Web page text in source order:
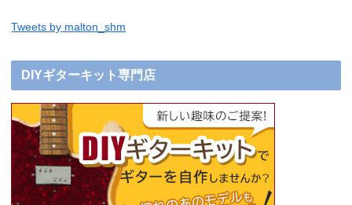
Tweets by malton_shm
DIYギターキット専門店